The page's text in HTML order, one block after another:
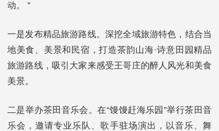
动。 ”
一是发布精品旅游路线。深挖全域旅游特色，结合当
地美食、美景和民宿，打造茶韵山海·诗意田园精品
旅游路线，吸引大家来感受王哥庄的醉人风光和美食
美景。
二是举办茶田音乐会。在“馒馒赶海乐园”举行茶田音
乐会，邀请专业乐队、歌手驻场演出，以音乐、舞